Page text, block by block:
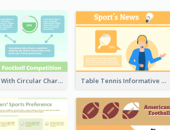
Football With Circular Chart Table Tennis Informative Clipart